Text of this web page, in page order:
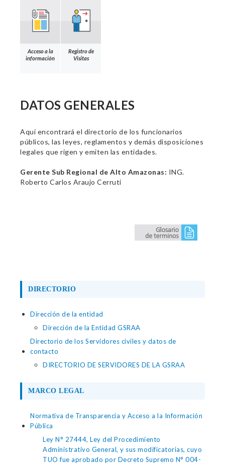
Acceso a la
información
Registro de
Visitas
DATOS GENERALES
Aquí encontrará el directorio de los funcionarios
públicos, las leyes, reglamentos y demás disposiciones
legales que rigen y emiten las entidades.
Gerente Sub Regional de Alto Amazonas: ING.
Roberto Carlos Araujo Cerruti
DIRECTORIO
Dirección de la entidad
Dirección de la Entidad GSRAA
Directorio de los Servidores civiles y datos de
contacto
DIRECTORIO DE SERVIDORES DE LA GSRAA
MARCO LEGAL
Normativa de Transparencia y Acceso a la Información
Pública
Ley N° 27444, Ley del Procedimiento
Administrativo General, y sus modificatorias, cuyo
TUO fue aprobado por Decreto Supremo N° 004-